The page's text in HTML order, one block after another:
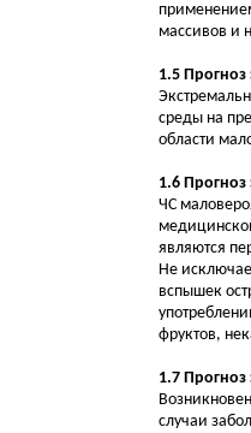
массивов и
1.5 Прогноз
среды на
области
1.6
ЧС
являются
Не
вспышек
фруктов,
1.7 Прогноз
случаи